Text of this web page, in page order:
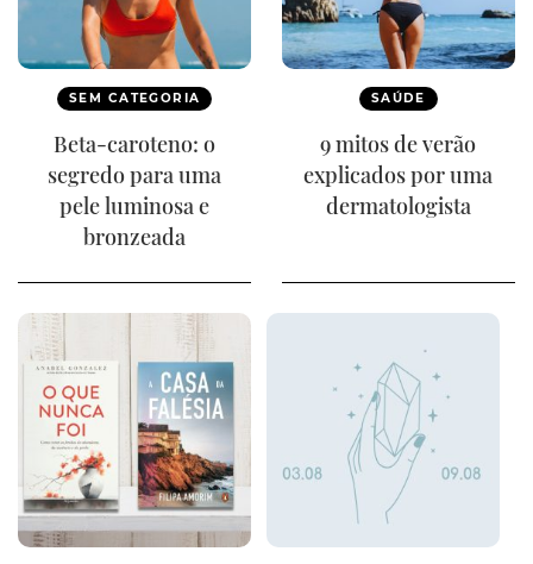
SEM CATEGORIA
Beta-caroteno: o
segredo para uma
pele luminosa e
bronzeada
SAÚDE
9 mitos de verão
explicados por uma
dermatologista